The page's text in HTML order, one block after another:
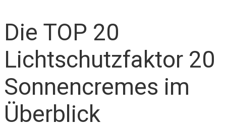
Die TOP 20
Lichtschutzfaktor 20
Sonnencremes im
Überblick